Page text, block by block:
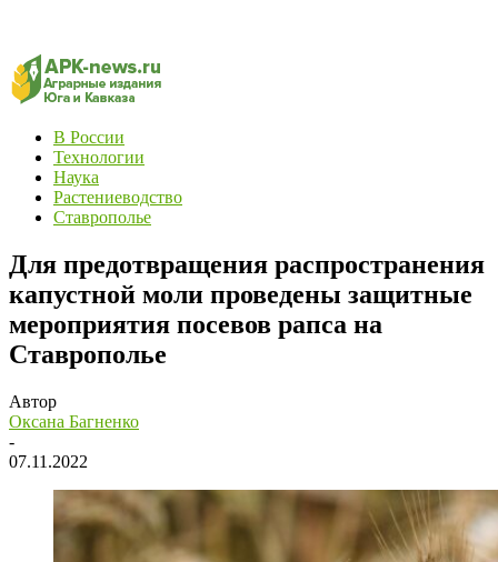
В России
Технологии
Наука
Растениеводство
Ставрополье
Для предотвращения распространения
капустной моли проведены защитные
мероприятия посевов рапса на
Ставрополье
Автор
Оксана Багненко
-
07.11.2022